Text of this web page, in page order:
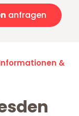
anfragen
&